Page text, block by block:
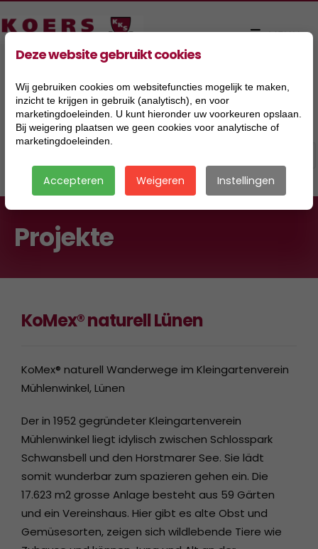
Projekte
KoMex® naturell Lünen
KoMex® naturell Wanderwege im Kleingartenverein
Mühlenwinkel, Lünen
Der in 1952 gegründeter Kleingartenverein
Mühlenwinkel liegt idylisch zwischen Schlosspark
Schwansbell und den Horstmarer See. Sie lädt
somit wunderbar zum spazieren gehen ein. Die
17.623 m2 grosse Anlage besteht aus 59 Gärten
und ein Vereinshaus. Hier gibt es alte Obst und
Gemüsesorten, zeigen sich wildlebende Tiere wie
Deze website gebruikt cookies
Wij gebruiken cookies om websitefuncties mogelijk te maken,
inzicht te krijgen in gebruik (analytisch), en voor
marketingdoeleinden. U kunt hieronder uw voorkeuren opslaan.
Bij weigering plaatsen we geen cookies voor analytische of
marketingdoeleinden.
Accepteren Weigeren Instellingen